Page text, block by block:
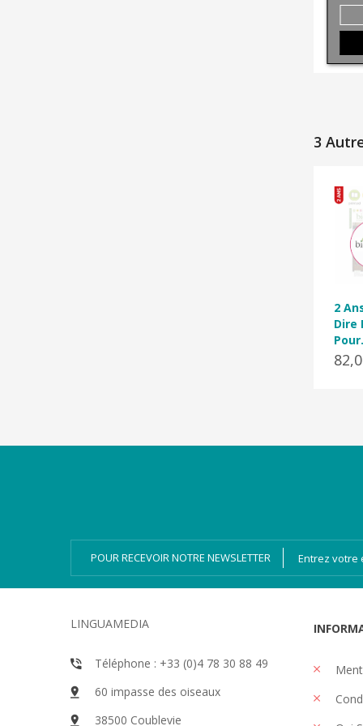
3
2
Dire
POUR RECEVOIR NOTRE NEWSLETTER
LINGUAMEDIA
Téléphone : +33 (0)4 78 30 88 49
60 impasse des oiseaux
38500 Coublevie